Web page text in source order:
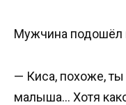
Мужчина подошёл
— Киса, похоже,
малыша… Хотя